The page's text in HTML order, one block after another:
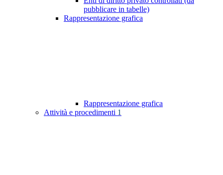
pubblicare in tabelle)
Rappresentazione grafica
Rappresentazione grafica
Attività e procedimenti 1